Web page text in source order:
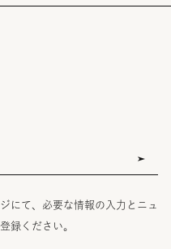
にて、必要な情報の入力とニュ
録ください。